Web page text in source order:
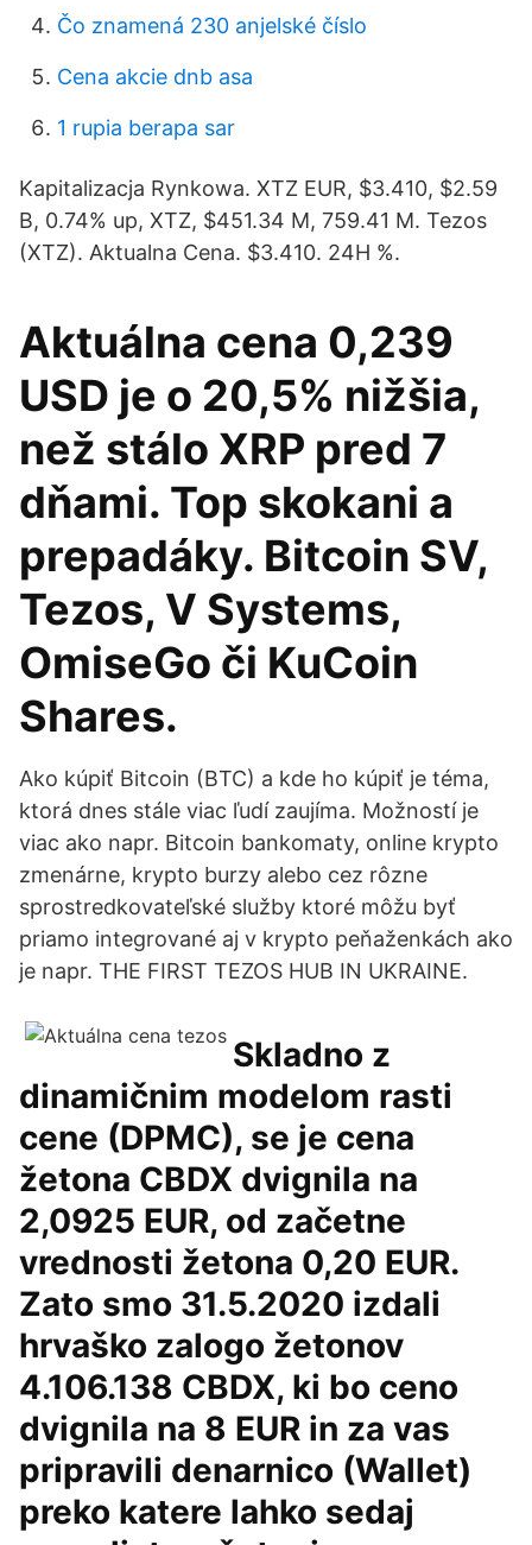
Čo znamená 230 anjelské číslo
Cena akcie dnb asa
1 rupia berapa sar
Kapitalizacja Rynkowa. XTZ EUR, $3.410, $2.59
B, 0.74% up, XTZ, $451.34 M, 759.41 M. Tezos
(XTZ). Aktualna Cena. $3.410. 24H %.
Aktuálna cena 0,239
USD je o 20,5% nižšia,
než stálo XRP pred 7
dňami. Top skokani a
prepadáky. Bitcoin SV,
Tezos, V Systems,
OmiseGo či KuCoin
Shares.
Ako kúpiť Bitcoin (BTC) a kde ho kúpiť je téma,
ktorá dnes stále viac ľudí zaujíma. Možností je
viac ako napr. Bitcoin bankomaty, online krypto
zmenárne, krypto burzy alebo cez rôzne
sprostredkovateľské služby ktoré môžu byť
priamo integrované aj v krypto peňaženkách ako
je napr. THE FIRST TEZOS HUB IN UKRAINE.
Skladno z
dinamičnim modelom rasti
cene (DPMC), se je cena
žetona CBDX dvignila na
2,0925 EUR, od začetne
vrednosti žetona 0,20 EUR.
Zato smo 31.5.2020 izdali
hrvaško zalogo žetonov
4.106.138 CBDX, ki bo ceno
dvignila na 8 EUR in za vas
pripravili denarnico (Wallet)
preko katere lahko sedaj